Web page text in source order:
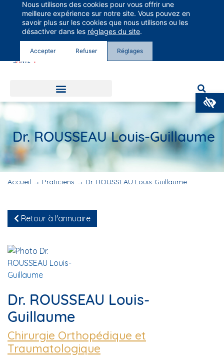
Groupe Vivalto Santé
Entre nous, la vie
Dr. ROUSSEAU Louis-Guillaume
Accueil → Praticiens → Dr. ROUSSEAU Louis-Guillaume
Retour à l'annuaire
Dr. ROUSSEAU Louis-
Guillaume
Chirurgie Orthopédique et
Traumatologique
Nous utilisons des cookies pour vous offrir une
meilleure expérience sur notre site. Vous pouvez en
savoir plus sur les cookies que nous utilisons ou les
désactiver dans les réglages du site.
Accepter Refuser Réglages